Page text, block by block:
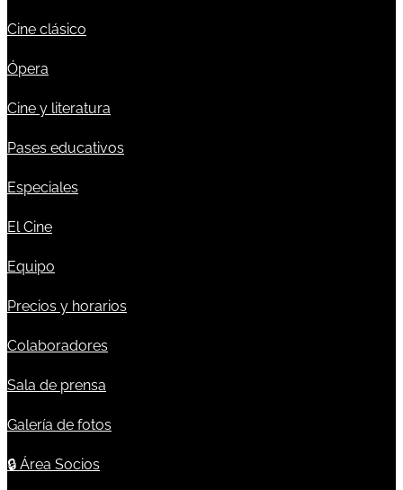
Cine clásico
Ópera
Cine y literatura
Pases educativos
Especiales
El Cine
Equipo
Precios y horarios
Colaboradores
Sala de prensa
Galería de fotos
🔒 Área Socios